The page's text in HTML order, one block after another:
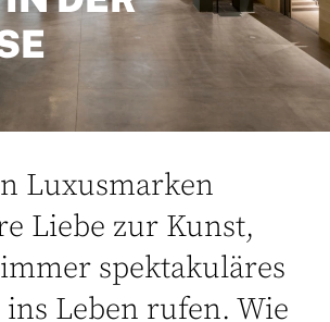
Luxusmarken
Liebe zur Kunst,
spektakuläres
Leben rufen. Wie